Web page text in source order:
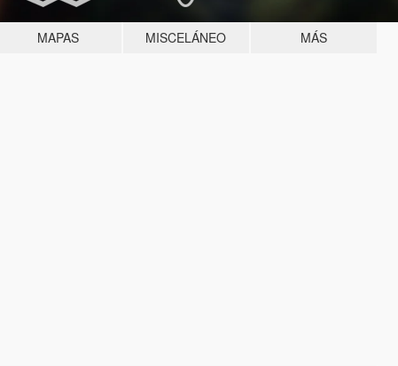
MAPAS MISCELÁNEO MÁS